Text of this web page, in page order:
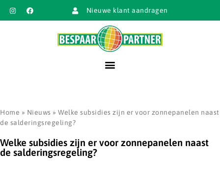
Nieuwe klant aandragen
Home » Nieuws » Welke subsidies zijn er voor zonnepanelen naast
de salderingsregeling?
Welke subsidies zijn er voor zonnepanelen naast
de salderingsregeling?